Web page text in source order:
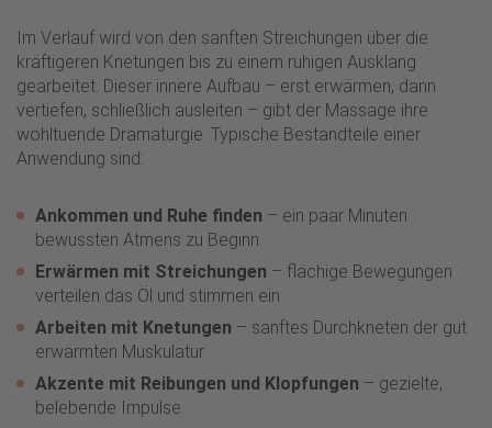
Im Verlauf wird von den sanften Streichungen über die
kräftigeren Knetungen bis zu einem ruhigen Ausklang
gearbeitet. Dieser innere Aufbau – erst erwärmen, dann
vertiefen, schließlich ausleiten – gibt der Massage ihre
wohltuende Dramaturgie. Typische Bestandteile einer
Anwendung sind:
Ankommen und Ruhe finden – ein paar Minuten
bewussten Atmens zu Beginn
Erwärmen mit Streichungen – flächige Bewegungen
verteilen das Öl und stimmen ein
Arbeiten mit Knetungen – sanftes Durchkneten der gut
erwärmten Muskulatur
Akzente mit Reibungen und Klopfungen – gezielte,
belebende Impulse